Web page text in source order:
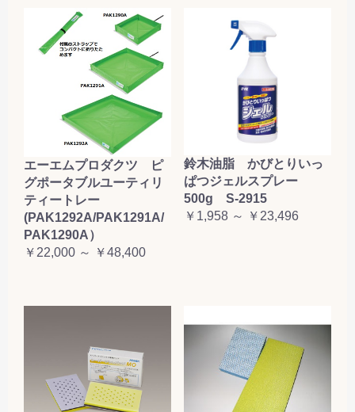
エーエムプロダクツ ピ
グポータブルユーティリ
ティートレー
(PAK1292A/PAK1291A/
PAK1290A）
￥22,000 ～ ￥48,400
鈴木油脂 かびとりいっ
ぱつジェルスプレー
500g S-2915
￥1,958 ～ ￥23,496